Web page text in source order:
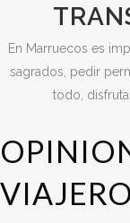
En Marruecos es
sagrados, pedir
todo,